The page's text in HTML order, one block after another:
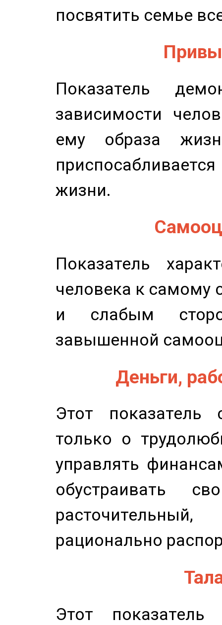
посвятить семье
Показатель
зависимости
ему образа
жизни.
Показатель
человека к самому
и слабым
завышенной
Деньги,
Этот показатель
только о
управлять
обустраивать
рационально
Этот показатель